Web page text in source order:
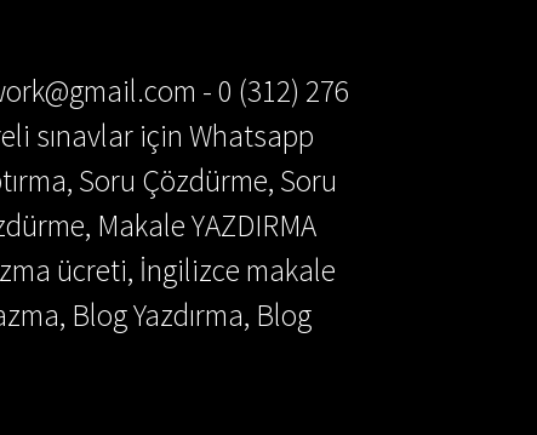
- 0 (312) 276
sınavlar için Whatsapp
Soru Çözdürme, Soru
Makale YAZDIRMA
ücreti, İngilizce makale
Blog Yazdırma, Blog